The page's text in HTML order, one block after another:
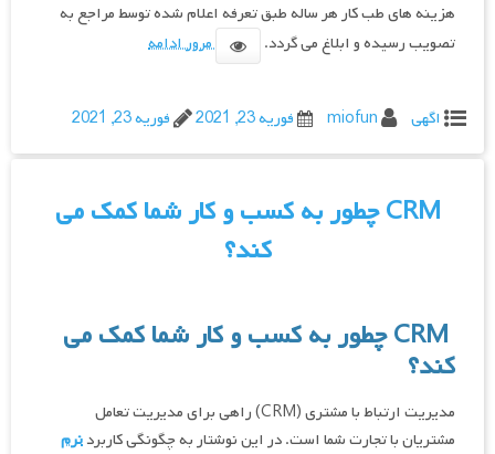
هزینه های طب کار هر ساله طبق تعرفه اعلام شده توسط مراجع به
تصویب رسیده و ابلاغ می گردد.
مرور ادامه
اگهی miofun فوریه 23, 2021 فوریه 23, 2021
CRM چطور به کسب و کار شما کمک می
کند؟
CRM چطور به کسب و کار شما کمک می
کند؟
مدیریت ارتباط با مشتری (CRM) راهی برای مدیریت تعامل
مشتریان با تجارت شما است. در این نوشتار به چگونگی کاربردنرم